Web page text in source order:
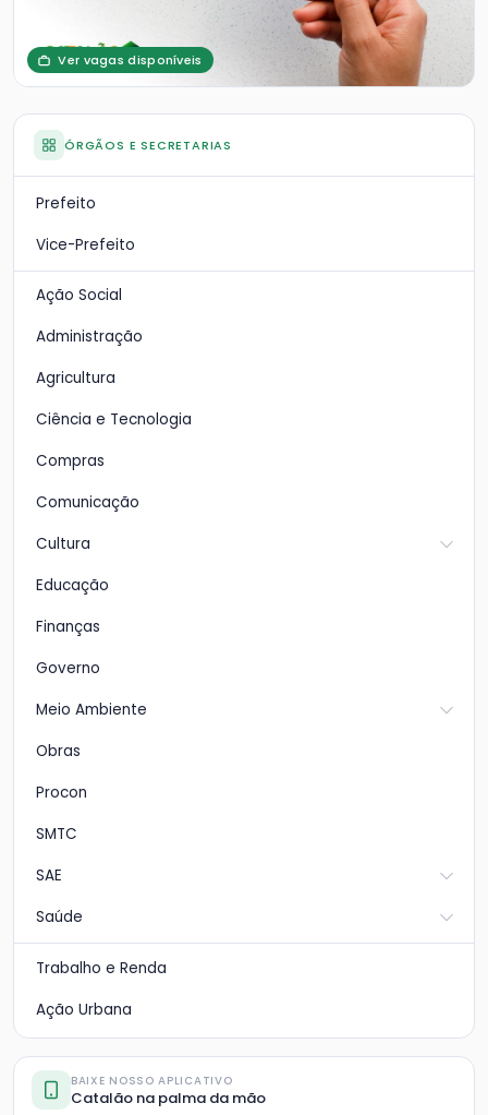
Ver vagas disponíveis
ÓRGÃOS E SECRETARIAS
Prefeito
Vice-Prefeito
Ação Social
Administração
Agricultura
Ciência e Tecnologia
Compras
Comunicação
Cultura
Educação
Finanças
Governo
Meio Ambiente
Obras
Procon
SMTC
SAE
Saúde
Trabalho e Renda
Ação Urbana
BAIXE NOSSO APLICATIVO
Catalão na palma da mão